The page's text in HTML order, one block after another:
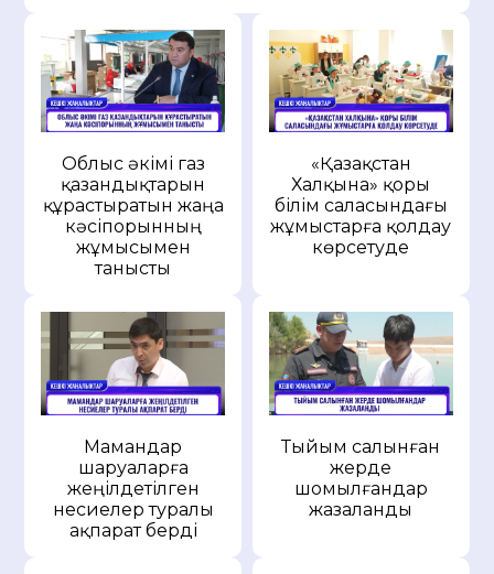
Облыс әкімі газ
қазандықтарын
құрастыратын жаңа
кәсіпорынның
жұмысымен
танысты
«Қазақстан
Халқына» қоры
білім саласындағы
жұмыстарға қолдау
көрсетуде
Мамандар
шаруаларға
жеңілдетілген
несиелер туралы
ақпарат берді
Тыйым салынған
жерде
шомылғандар
жазаланды